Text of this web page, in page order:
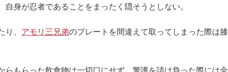
身が忍者であることをまったく隠そうとしない。
り、 アモリ三兄弟のプレートを間違えて取ってしまった際は膝
もらった飲食物は一切口にせず、警護を請け負った際には全